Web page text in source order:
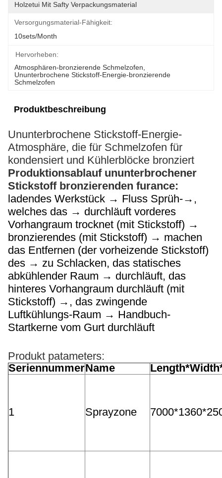
Holzetui Mit Safty Verpackungsmaterial
Versorgungsmaterial-Fähigkeit:
10sets/month
Hervorheben:
Atmosphären-bronzierende Schmelzofen
Ununterbrochene Stickstoff-Energie-bronzierende
Schmelzofen
Produktbeschreibung
Ununterbrochene Stickstoff-Energie-
Atmosphäre, die für Schmelzofen für
kondensiert und Kühlerblöcke bronziert
Produktionsablauf ununterbrochener
Stickstoff bronzierenden furance:
ladendes Werkstück → Fluss Sprüh-→,
welches das → durchläuft vorderes
Vorhangraum trocknet (mit Stickstoff) →
bronzierendes (mit Stickstoff) → machen
das Entfernen (der vorheizende Stickstoff)
des → zu Schlacken, das statisches
abkühlender Raum → durchläuft, das
hinteres Vorhangraum durchläuft (mit
Stickstoff) →, das zwingende
Luftkühlungs-Raum → Handbuch-
Startkerne vom Gurt durchläuft
Produkt patameters:
SeriennummerName
1 Sprayzone